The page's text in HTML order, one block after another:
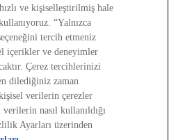
Ve İletişim İzni
Sayfadaki ÇerezlerÇevre
Lexus International
2026
ve kişiselleştirilmiş hale
“Yalnızca
tercih etmeniz
içerikler ve deneyimler
Çerez tercihlerinizi
dilediğiniz zaman
verilerin çerezler
verilerin nasıl kullanıldığı
Ayarları üzerinden